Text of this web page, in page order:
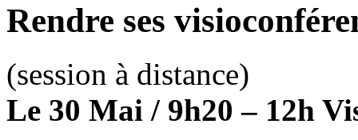
Rendre ses
(session à distance)
Le 30 Mai / 9h20 – 12h